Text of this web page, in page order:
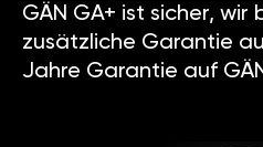
GÄN GA+ ist sicher, wir
zusätzliche Garantie
Jahre Garantie auf